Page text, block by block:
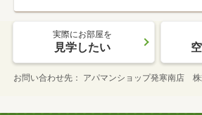
実際にお部屋を
見学したい
お問い合わせ先 アパマンショップ発寒南店